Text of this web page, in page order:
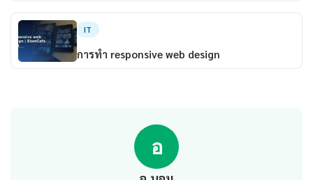
IT
การทํา responsive web design
อ